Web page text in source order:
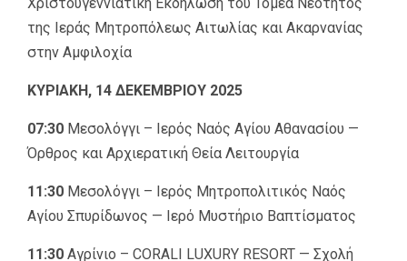
της Ιεράς Μητροπόλεως Αιτωλίας και Ακαρνανίας
στην Αμφιλοχία
ΚΥΡΙΑΚΗ, 14 ΔΕΚΕΜΒΡΙΟΥ 2025
07:30 Μεσολόγγι – Ιερός Ναός Αγίου Αθανασίου —
Όρθρος και Αρχιερατική Θεία Λειτουργία
11:30 Μεσολόγγι – Ιερός Μητροπολιτικός Ναός
Αγίου Σπυρίδωνος — Ιερό Μυστήριο Βαπτίσματος
11:30 Αγρίνιο – CORALI LUXURY RESORT — Σχολή